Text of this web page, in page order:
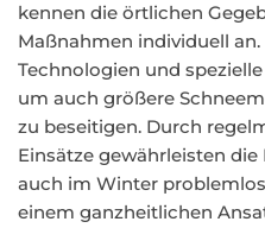
kennen die örtlichen
Maßnahmen individuell
Technologien und
um auch größere
zu beseitigen. Durch
Einsätze gewährleisten
auch im Winter
einem ganzheitlichen